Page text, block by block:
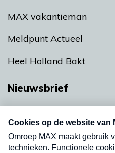
MAX vakantieman
Meldpunt Actueel
Heel Holland Bakt
Nieuwsbrief
Neem hier een gratis
nieuwsbrief. Elke
uw mailbox.